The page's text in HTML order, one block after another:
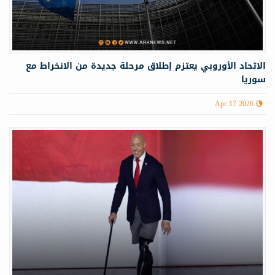
الاتحاد الأوروبي يعتزم إطلاق مرحلة جديدة من الانخراط مع
سوريا
Apr 17 2026